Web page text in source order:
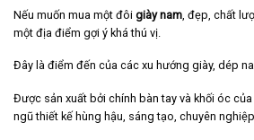
Nếu muốn mua một đôi giày nam , đẹp, chất
một địa điểm gợi ý khá thú vị.
Đây là điểm đến của các xu hướng giày, dép
Được sản xuất bởi chính bàn tay và khối óc
ngũ thiết kế hùng hậu, sáng tạo, chuyên